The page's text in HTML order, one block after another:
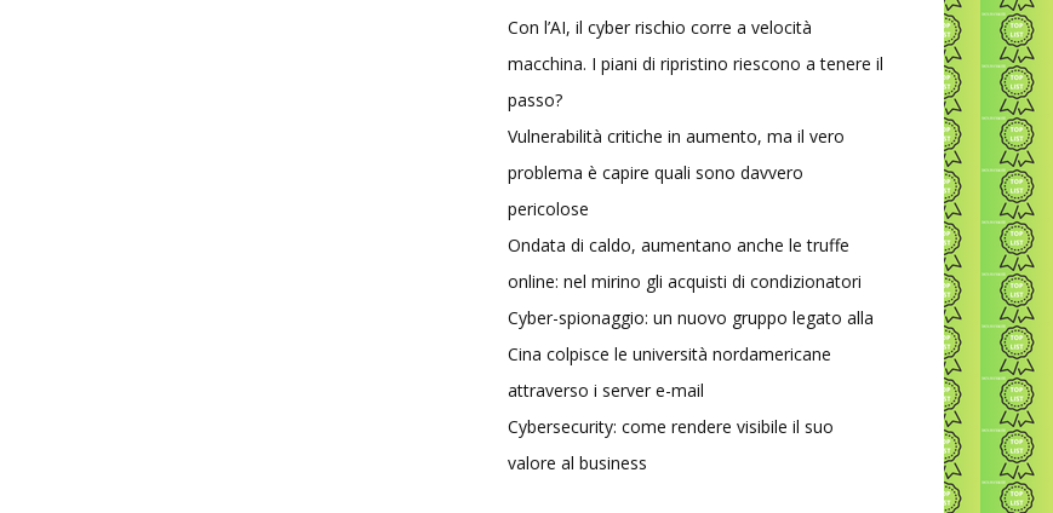
Con l’AI, il cyber rischio corre a velocità
macchina. I piani di ripristino riescono a tenere il
passo?
Vulnerabilità critiche in aumento, ma il vero
problema è capire quali sono davvero
pericolose
Ondata di caldo, aumentano anche le truffe
online: nel mirino gli acquisti di condizionatori
Cyber-spionaggio: un nuovo gruppo legato alla
Cina colpisce le università nordamericane
attraverso i server e-mail
Cybersecurity: come rendere visibile il suo
valore al business